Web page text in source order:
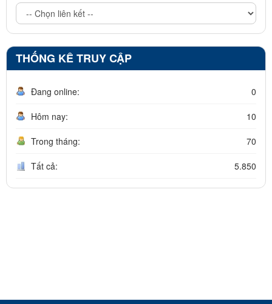
THỐNG KÊ TRUY CẬP
Đang online: 0
Hôm nay: 10
Trong tháng: 70
Tất cả: 5.850